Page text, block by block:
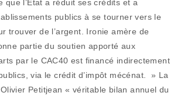
que l’État a réduit ses crédits et a
publics à se tourner vers le
trouver de l’argent. Ironie amère de
partie du soutien apporté aux
par le CAC40 est financé indirectement
via le crédit d’impôt mécénat. » La
Petitjean « véritable bilan annuel du